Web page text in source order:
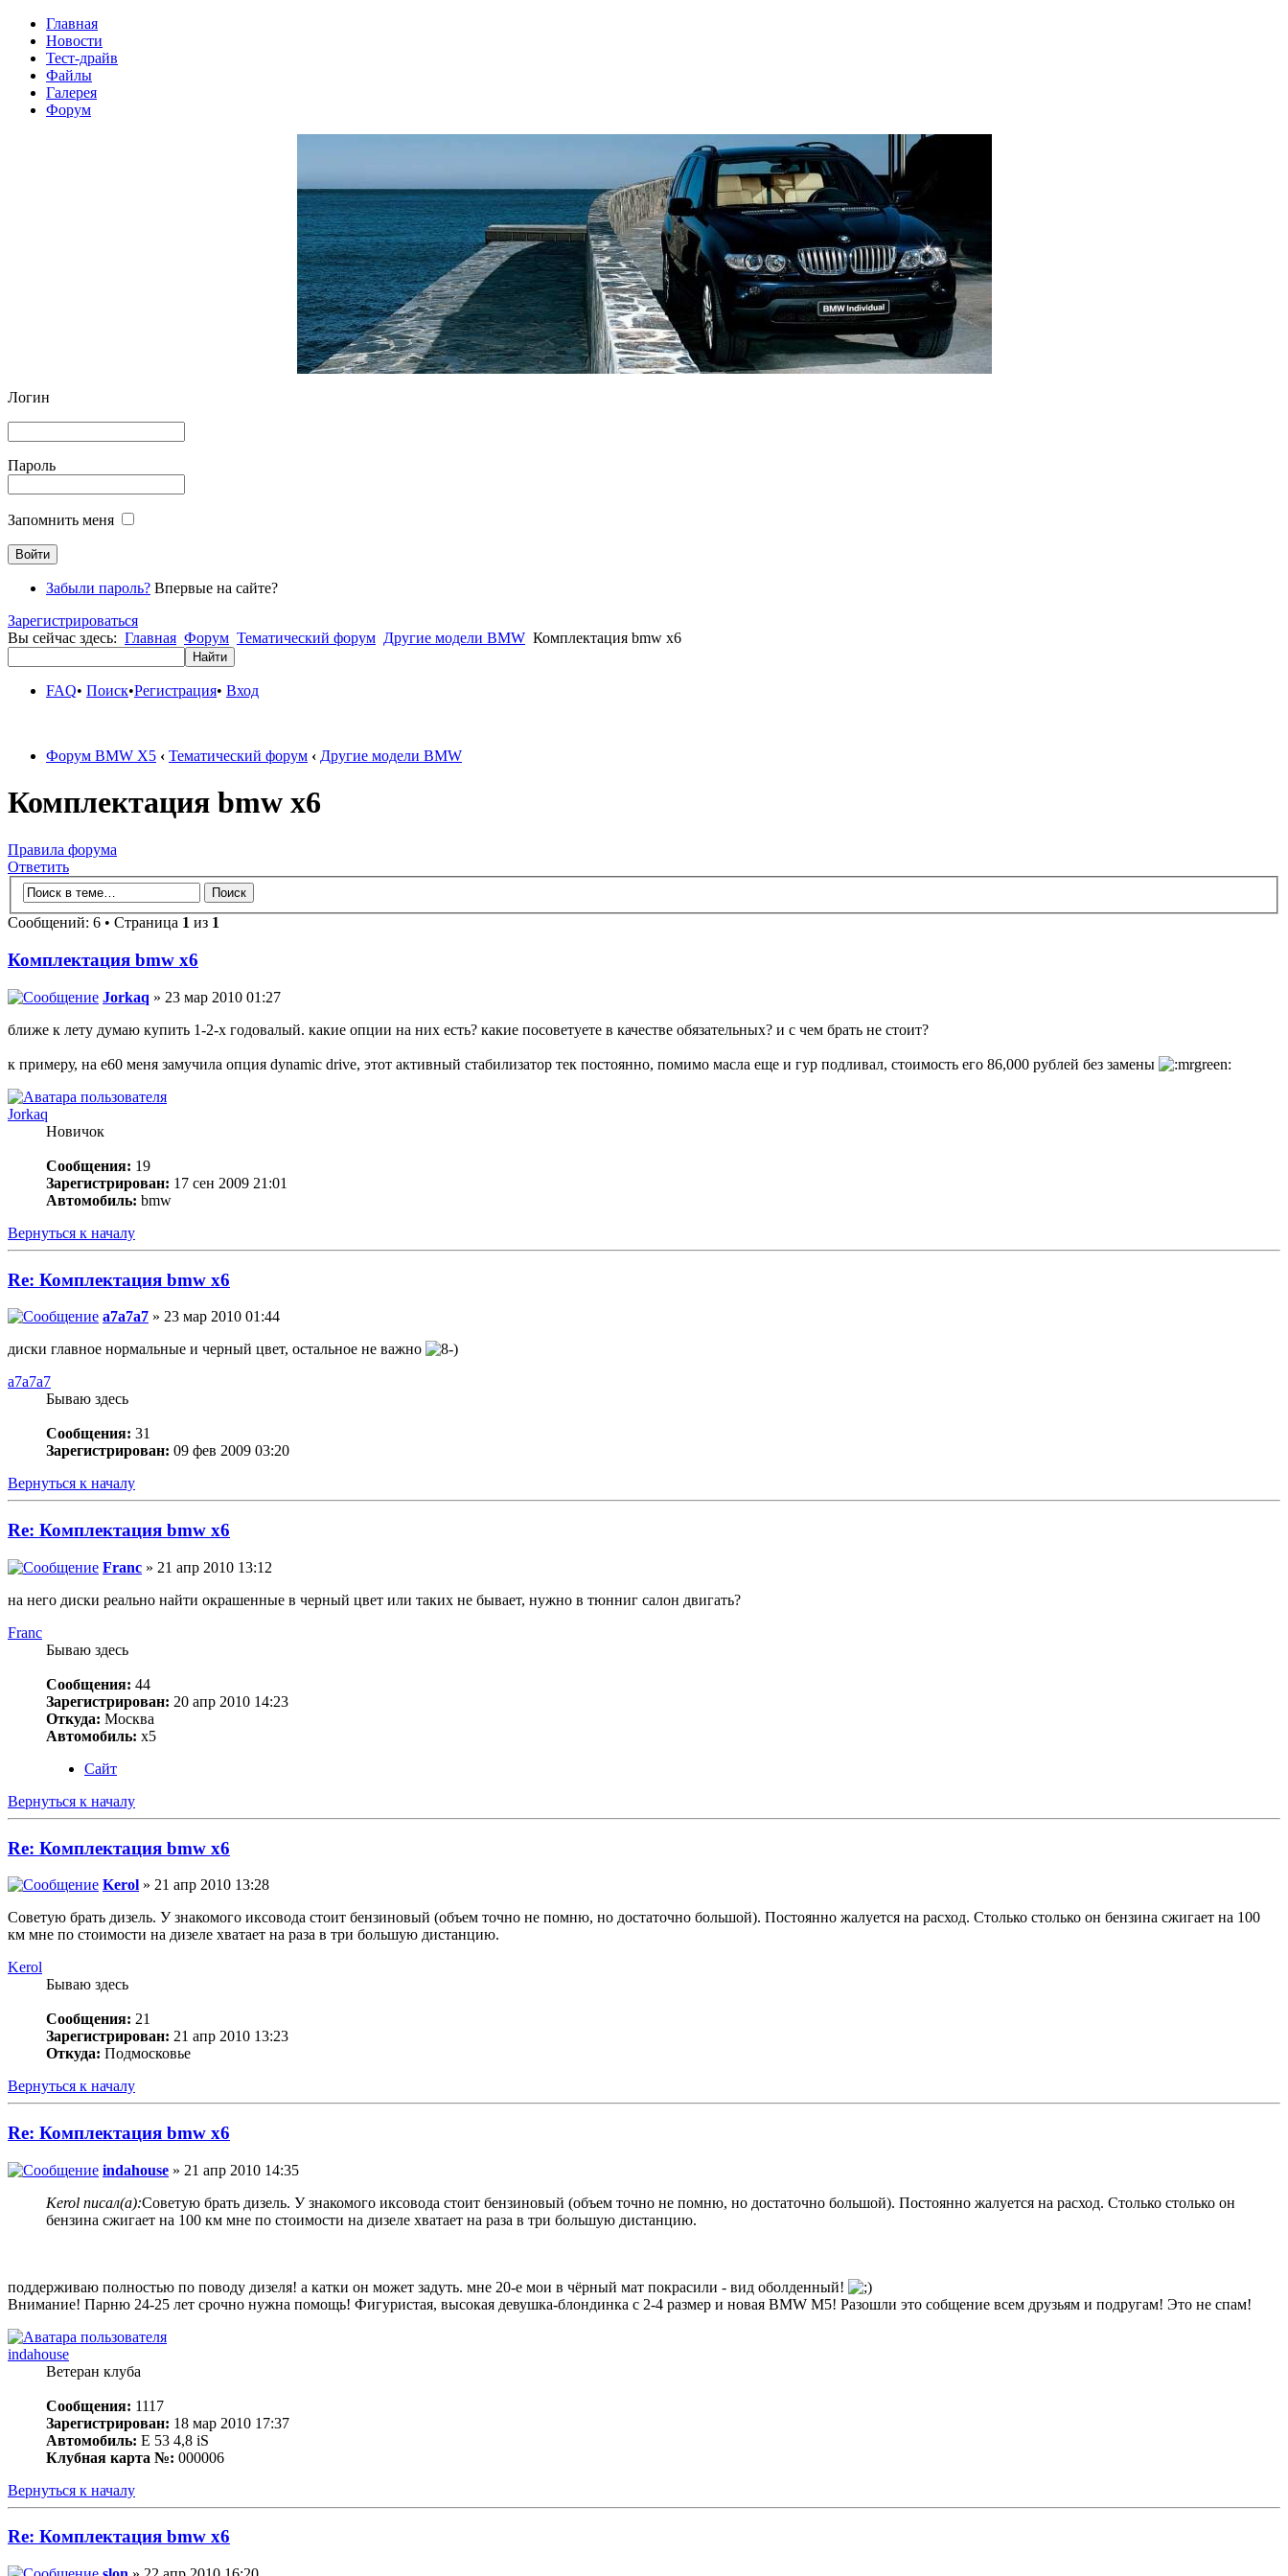
Главная
Новости
Тест-драйв
Файлы
Галерея
Форум
Логин
Пароль
Запомнить меня
Забыли пароль? Впервые на сайте?
Зарегистрироваться
Вы сейчас здесь: Главная Форум Тематический форум Другие модели BMW Комплектация bmw x6
FAQ• Поиск•Регистрация• Вход
Форум BMW X5 ‹ Тематический форум ‹ Другие модели BMW
Комплектация bmw x6
Правила форума
Ответить
Сообщений: 6 • Страница 1 из 1
Комплектация bmw x6
Jorkaq » 23 мар 2010 01:27
ближе к лету думаю купить 1-2-х годовалый. какие опции на них есть? какие посоветуете в качестве обязательных? и с чем брать не стоит?
к примеру, на е60 меня замучила опция dynamic drive, этот активный стабилизатор тек постоянно, помимо масла еще и гур подливал, стоимость его 86,000 рублей без замены
Jorkaq
Новичок
Сообщения: 19
Зарегистрирован: 17 сен 2009 21:01
Автомобиль: bmw
Вернуться к началу
Re: Комплектация bmw x6
a7a7a7 » 23 мар 2010 01:44
диски главное нормальные и черный цвет, остальное не важно
a7a7a7
Бываю здесь
Сообщения: 31
Зарегистрирован: 09 фев 2009 03:20
Вернуться к началу
Re: Комплектация bmw x6
Franc » 21 апр 2010 13:12
на него диски реально найти окрашенные в черный цвет или таких не бывает, нужно в тюнниг салон двигать?
Franc
Бываю здесь
Сообщения: 44
Зарегистрирован: 20 апр 2010 14:23
Откуда: Москва
Автомобиль: х5
Сайт
Вернуться к началу
Re: Комплектация bmw x6
Kerol » 21 апр 2010 13:28
Советую брать дизель. У знакомого иксовода стоит бензиновый (объем точно не помню, но достаточно большой). Постоянно жалуется на расход. Столько столько он бензина сжигает на 100
км мне по стоимости на дизеле хватает на раза в три большую дистанцию.
Kerol
Бываю здесь
Сообщения: 21
Зарегистрирован: 21 апр 2010 13:23
Откуда: Подмосковье
Вернуться к началу
Re: Комплектация bmw x6
indahouse » 21 апр 2010 14:35
Kerol писал(а):Советую брать дизель. У знакомого иксовода стоит бензиновый (объем точно не помню, но достаточно большой). Постоянно жалуется на расход. Столько столько он
бензина сжигает на 100 км мне по стоимости на дизеле хватает на раза в три большую дистанцию.
поддерживаю полностью по поводу дизеля! а катки он может задуть. мне 20-е мои в чёрный мат покрасили - вид оболденный!
Внимание! Парню 24-25 лет срочно нужна помощь! Фигуристая, высокая девушка-блондинка с 2-4 размер и новая BMW M5! Разошли это собщение всем друзьям и подругам! Это не спам!
indahouse
Ветеран клуба
Сообщения: 1117
Зарегистрирован: 18 мар 2010 17:37
Автомобиль: Е 53 4,8 iS
Клубная карта №: 000006
Вернуться к началу
Re: Комплектация bmw x6